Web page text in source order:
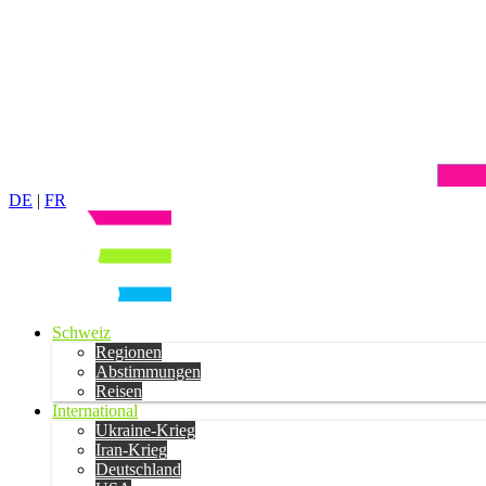
DE | FR
Schweiz
Regionen
Abstimmungen
Reisen
International
Ukraine-Krieg
Iran-Krieg
Deutschland